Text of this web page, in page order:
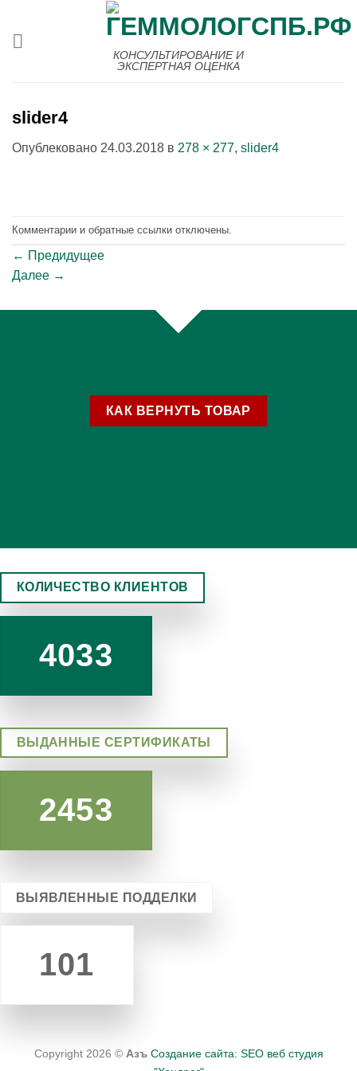
content
КОНСУЛЬТИРОВАНИЕ И
ЭКСПЕРТНАЯ ОЦЕНКА
slider4
Опублековано 24.03.2018 в 278 × 277, slider4
Комментарии и обратные ссылки отключены.
← Предидущее
Далее →
КАК ВЕРНУТЬ ТОВАР
КОЛИЧЕСТВО КЛИЕНТОВ
4033
ВЫДАННЫЕ СЕРТИФИКАТЫ
2453
ВЫЯВЛЕННЫЕ ПОДДЕЛКИ
101
Copyright 2026 © Азъ Создание сайта: SEO веб студия